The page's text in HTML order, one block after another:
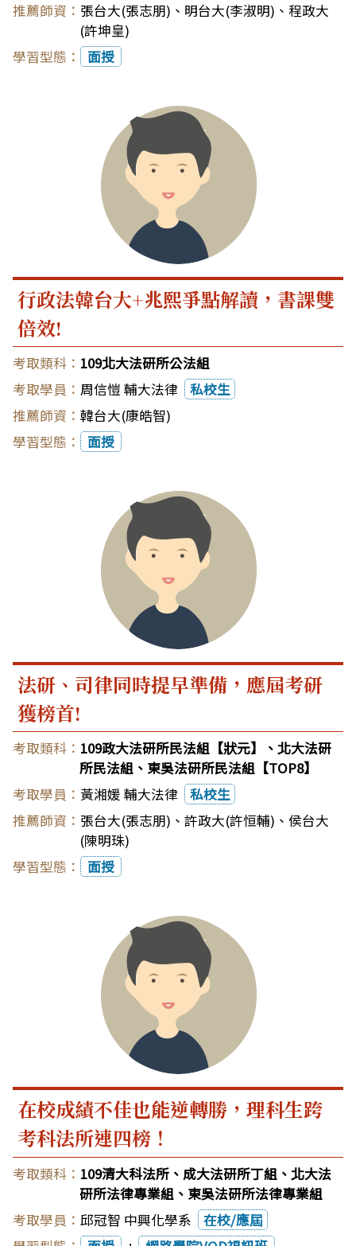
張台大(張志朋) 、 明台大(李淑明) 、 程政大
(許坤皇)
面授
行政法韓台大+兆熙爭點解讀，書課雙
倍效!
109北大法研所公法組
周信愷 輔大法律
私校生
韓台大(康皓智)
面授
法研、司律同時提早準備，應屆考研
獲榜首!
109政大法研所民法組【狀元】、北大法研
所民法組、東吳法研所民法組【TOP8】
黃湘媛 輔大法律
私校生
張台大(張志朋) 、 許政大(許恒輔) 、 侯台大
(陳明珠)
面授
在校成績不佳也能逆轉勝，理科生跨
考科法所連四榜！
109清大科法所、成大法研所丁組、北大法
研所法律專業組、東吳法研所法律專業組
邱冠智 中興化學系
在校/應屆